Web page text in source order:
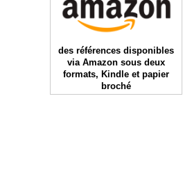
des références disponibles
via Amazon sous deux
formats, Kindle et papier
broché